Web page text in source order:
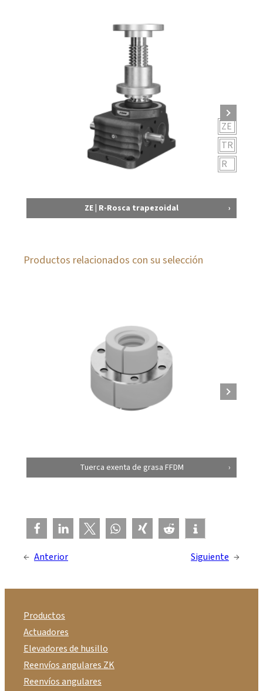
ZE
TR
R
ZE | R-Rosca trapezoidal
Productos relacionados con su selección
Tuerca exenta de grasa FFDM
← Anterior Siguiente →
Productos
Actuadores
Elevadores de husillo
Reenvíos angulares ZK
Reenvíos angulares